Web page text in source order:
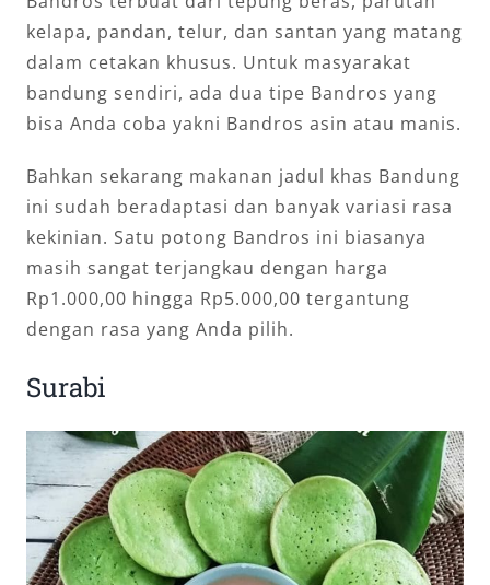
kelapa, pandan, telur, dan santan yang matang
dalam cetakan khusus. Untuk masyarakat
bandung sendiri, ada dua tipe Bandros yang
bisa Anda coba yakni Bandros asin atau manis.
Bahkan sekarang makanan jadul khas Bandung
ini sudah beradaptasi dan banyak variasi rasa
kekinian. Satu potong Bandros ini biasanya
masih sangat terjangkau dengan harga
Rp1.000,00 hingga Rp5.000,00 tergantung
dengan rasa yang Anda pilih.
Surabi